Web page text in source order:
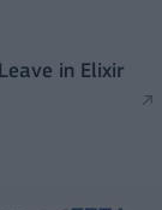
in Elixir